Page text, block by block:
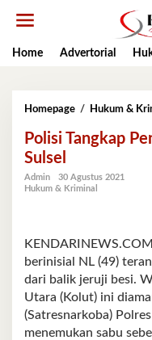
Home
Advertorial
Homepage / Hukum &
Polisi Tangkap
Sulsel
Admin
30 Agustus 2021
Hukum & Kriminal
berinisial NL (49)
dari balik jeruji besi.
Utara (Kolut) ini
(Satresnarkoba)
menemukan sabu